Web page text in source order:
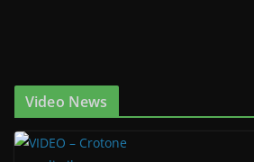
Video News